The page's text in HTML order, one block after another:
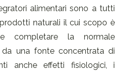
alimentari sono a tutti
naturali il cui scopo è
completare la normale
da una fonte concentrata di
anche effetti fisiologici, i